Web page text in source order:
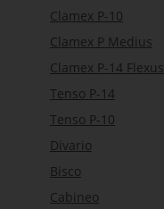
Clamex P-10
Clamex P Medius
Clamex P-14 Flexus
Tenso P-14
Tenso P-10
Divario
Bisco
Cabineo